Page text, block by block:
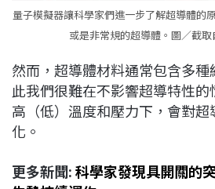
量子模擬器讓科學家們進一步了解超導體的
或是非常規的超導體。圖／截
然而，超導體材料通常包含多
此我們很難在不影響超導特性
高（低）溫度和壓力下，會對
化。
更多新聞:科學家發現具開關的